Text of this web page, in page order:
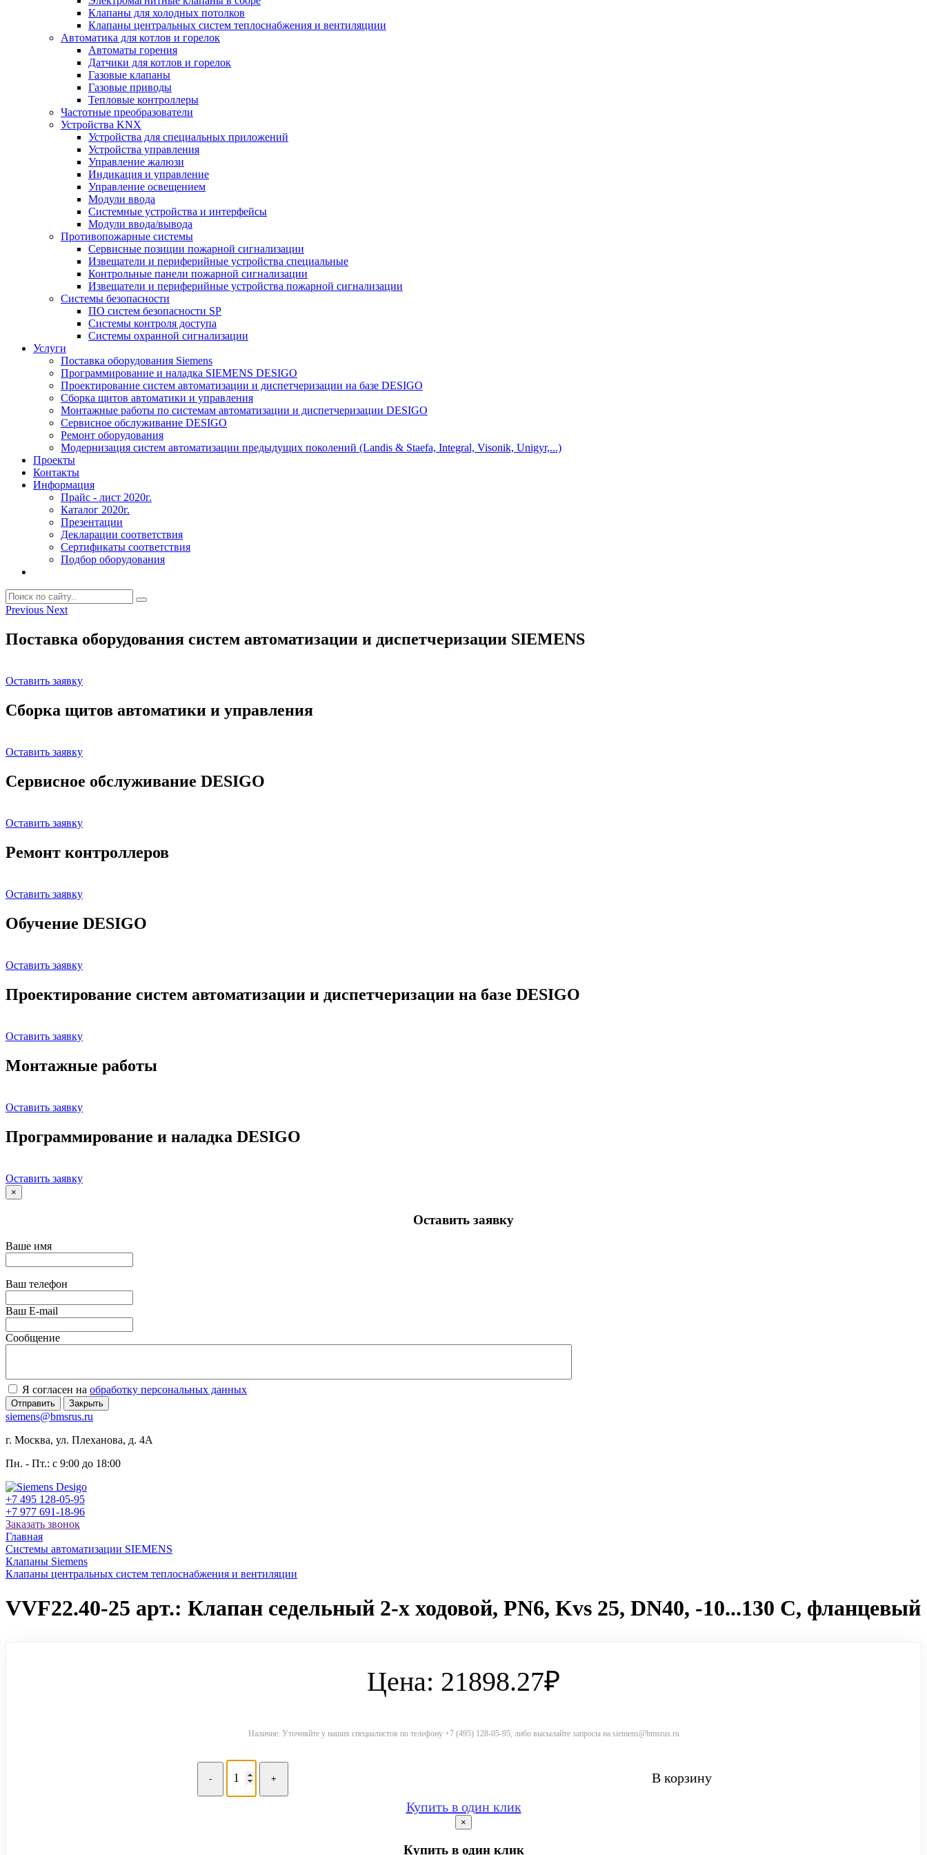
Клапаны для холодных потолков
Клапаны центральных систем теплоснабжения и вентиляциии
Автоматика для котлов и горелок
Автоматы горения
Датчики для котлов и горелок
Газовые клапаны
Газовые приводы
Тепловые контроллеры
Частотные преобразователи
Устройства KNX
Устройства для специальных приложений
Устройства управления
Управление жалюзи
Индикация и управление
Управление освещением
Модули ввода
Системные устройства и интерфейсы
Модули ввода/вывода
Противопожарные системы
Сервисные позиции пожарной сигнализации
Извещатели и периферийные устройства специальные
Контрольные панели пожарной сигнализации
Извещатели и периферийные устройства пожарной сигнализации
Системы безопасности
ПО систем безопасности SP
Системы контроля доступа
Системы охранной сигнализации
Услуги
Поставка оборудования Siemens
Программирование и наладка SIEMENS DESIGO
Проектирование систем автоматизации и диспетчеризации на базе DESIGO
Сборка щитов автоматики и управления
Монтажные работы по системам автоматизации и диспетчеризации DESIGO
Сервисное обслуживание DESIGO
Ремонт оборудования
Модернизация систем автоматизации предыдущих поколений (Landis & Staefa, Integral, Visonik, Unigyr,...)
Проекты
Контакты
Информация
Прайс - лист 2020г.
Каталог 2020г.
Презентации
Декларации соответствия
Сертификаты соответствия
Подбор оборудования
Previous Next
Поставка оборудования систем автоматизации и диспетчеризации SIEMENS
Оставить заявку
Сборка щитов автоматики и управления
Оставить заявку
Сервисное обслуживание DESIGO
Оставить заявку
Ремонт контроллеров
Оставить заявку
Обучение DESIGO
Оставить заявку
Проектирование систем автоматизации и диспетчеризации на базе DESIGO
Оставить заявку
Монтажные работы
Оставить заявку
Программирование и наладка DESIGO
Оставить заявку
×
Оставить заявку
Ваше имя
Ваш телефон
Ваш E-mail
Сообщение
Я согласен на обработку персональных данных
Отправить Закрыть
siemens@bmsrus.ru
г. Москва, ул. Плеханова, д. 4А
Пн. - Пт.: c 9:00 до 18:00
+7 495 128-05-95
+7 977 691-18-96
Заказать звонок
Главная
Системы автоматизации SIEMENS
Клапаны Siemens
Клапаны центральных систем теплоснабжения и вентиляции
VVF22.40-25 арт.: Клапан седельный 2-х ходовой, PN6, Kvs 25, DN40, -10...130 C, фланцевый
Цена: 21898.27₽
Наличие: Уточняйте у наших специалистов по телефону +7 (495) 128-05-95, либо высылайте запросы на siemens@bmsrus.ru
- +
В корзину
Купить в один клик
×
Купить в один клик